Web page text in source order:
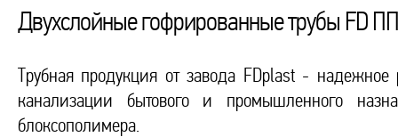
Двухслойные гофрированные трубы FD ПП
Трубная продукция от завода FDplast -
канализации бытового и промышленного
блоксополимера.